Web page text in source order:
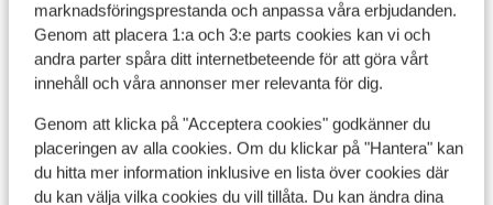
marknadsföringsprestanda och anpassa våra erbjudanden.
Genom att placera 1:a och 3:e parts cookies kan vi och
andra parter spåra ditt internetbeteende för att göra vårt
innehåll och våra annonser mer relevanta för dig.
Genom att klicka på "Acceptera cookies" godkänner du
placeringen av alla cookies. Om du klickar på "Hantera" kan
du hitta mer information inklusive en lista över cookies där
du kan välja vilka cookies du vill tillåta. Du kan ändra dina
I området
Avstånd till centrum: ca 600 m
Precis vid pisterna
Lugnt läge
Liftkort/Utrustning/Skidskola